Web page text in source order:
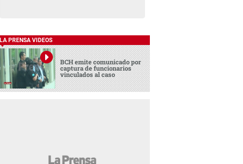
LA PRENSA VIDEOS
BCH emite comunicado por
captura de funcionarios
vinculados al caso